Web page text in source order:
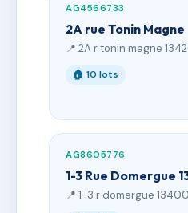
AG4566733
2A rue Tonin Magne
📍 2A r tonin magne
🏠 10 lots
AG8605776
1-3 Rue Domergue
📍 1-3 r domergue